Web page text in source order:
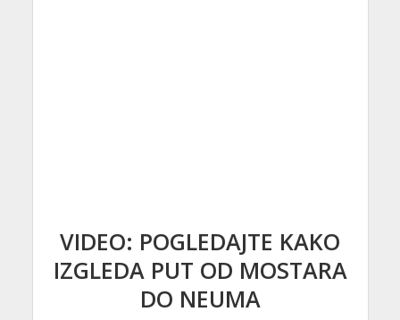
VIDEO: POGLEDAJTE KAKO
IZGLEDA PUT OD MOSTARA
DO NEUMA